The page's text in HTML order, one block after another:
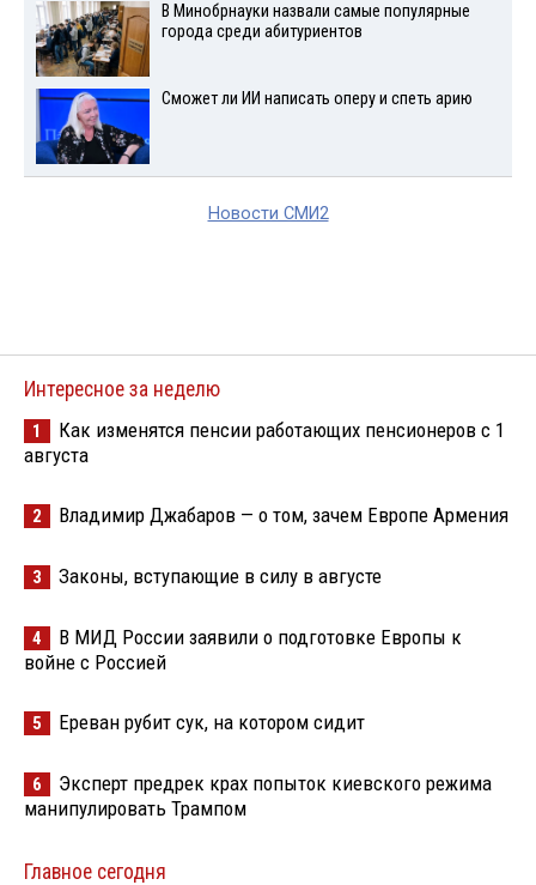
В Минобрнауки назвали самые популярные
города среди абитуриентов
Сможет ли ИИ написать оперу и спеть арию
Новости СМИ2
Интересное за неделю
1
Как изменятся пенсии работающих пенсионеров с 1
августа
2 Владимир Джабаров — о том, зачем Европе Армения
3 Законы, вступающие в силу в августе
4
В МИД России заявили о подготовке Европы к
войне с Россией
5 Ереван рубит сук, на котором сидит
6
Эксперт предрек крах попыток киевского режима
манипулировать Трампом
Главное сегодня